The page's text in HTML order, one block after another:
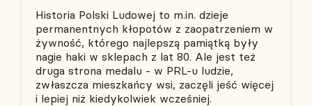
Historia Polski Ludowej to m.in. dzieje
permanentnych kłopotów z zaopatrzeniem w
żywność, którego najlepszą pamiątką były
nagie haki w sklepach z lat 80. Ale jest też
druga strona medalu - w PRL-u ludzie,
zwłaszcza mieszkańcy wsi, zaczęli jeść więcej
i lepiej niż kiedykolwiek wcześniej.